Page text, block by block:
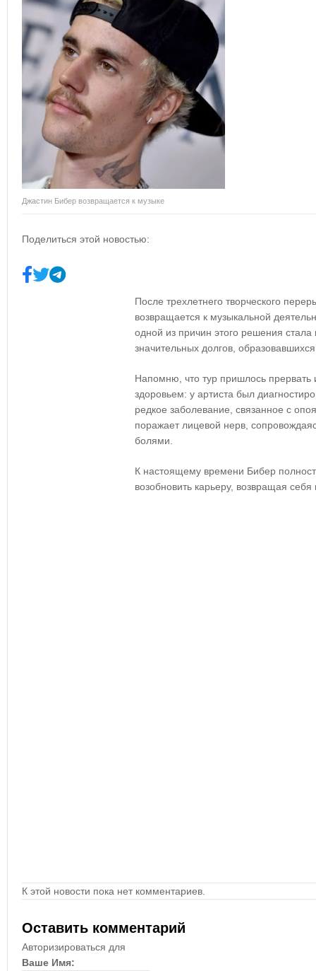
Джастин Бибер возвращается к музыке
Поделиться этой новостью:
После трехлетнего творческого
возвращается к музыкальной
одной из причин этого решения
значительных долгов,
Напомню, что тур пришлось прервать
здоровьем: у артиста был
редкое заболевание, связанное с
поражает лицевой нерв,
болями.
К настоящему времени Бибер
возобновить карьеру, возвращая
К этой новости пока нет комментариев.
Оставить комментарий
Авторизироваться для
Ваше Имя: